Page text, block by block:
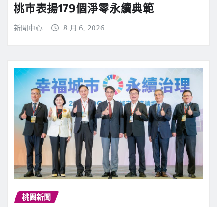
桃市表揚179個淨零永續典範
新聞中心 8 月 6, 2026
桃園新聞